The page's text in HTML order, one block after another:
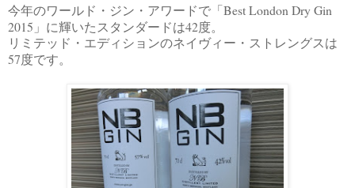
今年のワールド・ジン・アワードで「 Best London Dry Gin
2015 」に輝いたスタンダードは42度。
リミテッド・エディションのネイヴィー・ストレングスは
57度です。